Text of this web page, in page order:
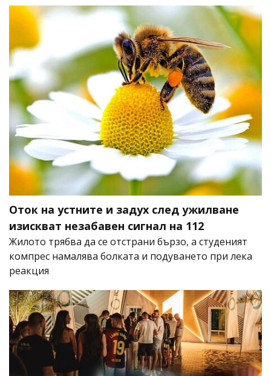
Оток на устните и задух след ужилване
изискват незабавен сигнал на 112
Жилото трябва да се отстрани бързо, а студеният
компрес намалява болката и подуването при лека
реакция